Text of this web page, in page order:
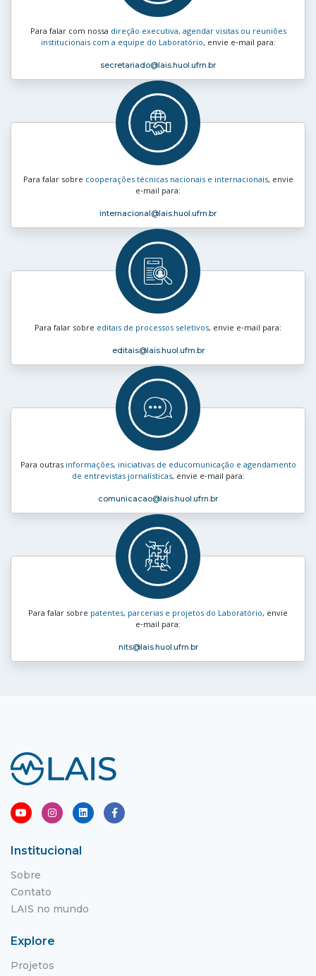
Para falar com nossa direção executiva, agendar visitas ou reuniões
institucionais com a equipe do Laboratório, envie e‑mail para:
secretariado@lais.huol.ufrn.br
Para falar sobre cooperações técnicas nacionais e internacionais, envie
e‑mail para:
internacional@lais.huol.ufrn.br
Para falar sobre editais de processos seletivos, envie e‑mail para:
editais@lais.huol.ufrn.br
Para outras informações, iniciativas de educomunicação e agendamento
de entrevistas jornalísticas, envie e‑mail para:
comunicacao@lais.huol.ufrn.br
Para falar sobre patentes, parcerias e projetos do Laboratório, envie
e‑mail para:
nits@lais.huol.ufrn.br
Institucional
Sobre
Contato
LAIS no mundo
Explore
Projetos